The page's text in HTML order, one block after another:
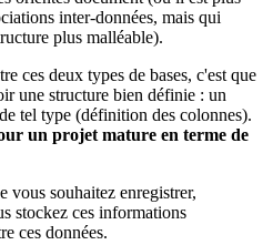
inter-données, mais qui
plus malléable).
ces deux types de bases, c'est que
une structure bien définie : un
tel type (définition des colonnes).
un projet mature en terme de
vous souhaitez enregistrer,
stockez ces informations
ces données.